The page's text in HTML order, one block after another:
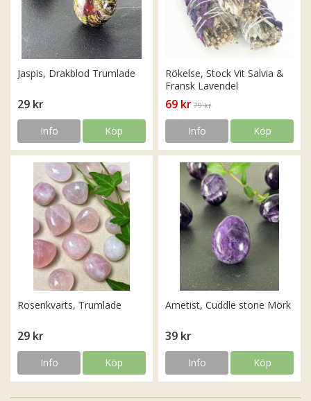
Jaspis, Drakblod Trumlade
29 kr
Info Köp
Rökelse, Stock Vit Salvia &
Fransk Lavendel
69 kr 79 kr
Info Köp
Rosenkvarts, Trumlade
29 kr
Info Köp
Ametist, Cuddle stone Mörk
39 kr
Info Köp